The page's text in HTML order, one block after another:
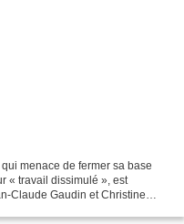
menace de fermer sa base
« travail dissimulé », est
Claude Gaudin et Christine